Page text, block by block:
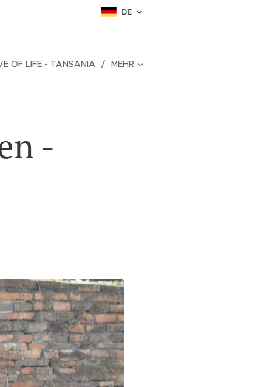
DE
OF LIFE - TANSANIA MEHR
-